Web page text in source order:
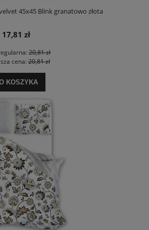
45x45 Blink granatowo złota
17,81 zł
20,81 zł
cena:20,81 zł
KOSZYKA